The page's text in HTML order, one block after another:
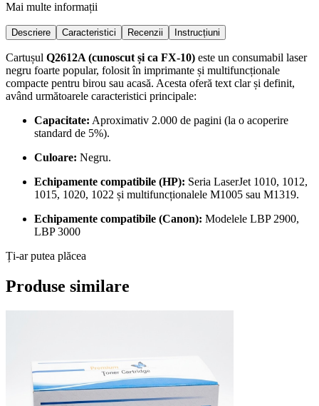
Mai multe informații
Descriere Caracteristici Recenzii Instrucțiuni
Cartușul Q2612A (cunoscut și ca FX-10) este un consumabil laser
negru foarte popular, folosit în imprimante și multifuncționale
compacte pentru birou sau acasă. Acesta oferă text clar și definit,
având următoarele caracteristici principale:
Capacitate: Aproximativ 2.000 de pagini (la o acoperire
standard de 5%).
Culoare: Negru.
Echipamente compatibile (HP): Seria LaserJet 1010, 1012,
1015, 1020, 1022 și multifuncționalele M1005 sau M1319.
Echipamente compatibile (Canon): Modelele LBP 2900,
LBP 3000
Ți-ar putea plăcea
Produse similare